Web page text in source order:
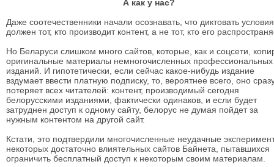
А как у нас?
Даже соотечественники начали осознавать, что диктовать условия
должен тот, кто производит контент, а не тот, кто его
Но Беларуси слишком много сайтов, которые, как и соцсети,
оригинальные материалы немногочисленных профессиональных
изданий. И гипотетически, если сейчас какое-нибудь издание
вздумает ввести платную подписку, то, вероятнее всего, оно
потеряет всех читателей: контент, производимый сегодня
белорусскими изданиями, фактически одинаков, и если будет
затруднен доступ к одному сайту, белорус не думая пойдет за
нужным контентом на другой сайт.
Кстати, это подтвердили многочисленные неудачные
некоторых достаточно влиятельных сайтов Байнета, пытавшихся
ограничить бесплатный доступ к некоторым своим материалам.